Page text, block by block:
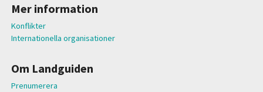
Mer information
Konflikter
Internationella organisationer
Om Landguiden
Prenumerera